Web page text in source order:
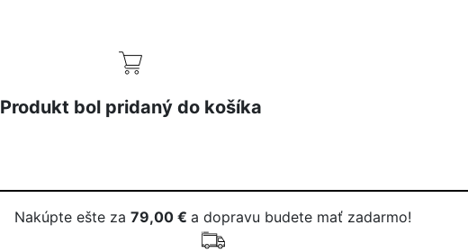
Produkt bol pridaný do košíka
Nakúpte ešte za 79,00 € a dopravu budete mať zadarmo!